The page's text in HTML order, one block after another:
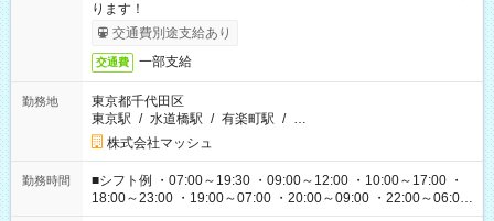
ります！
交通費別途支給あり
交通費 一部支給
勤務地
東京都千代田区
東京駅 / 水道橋駅 / 有楽町駅 / …
株式会社マッシュ
勤務時間
■シフト例 ・07:00～19:30 ・09:00～12:00 ・10:00～17:00 ・
18:00～23:00 ・19:00～07:00 ・20:00～09:00 ・22:00～06:00
etc ★最短で3時間で5,120円のお仕事から 15時間で2万円近く稼